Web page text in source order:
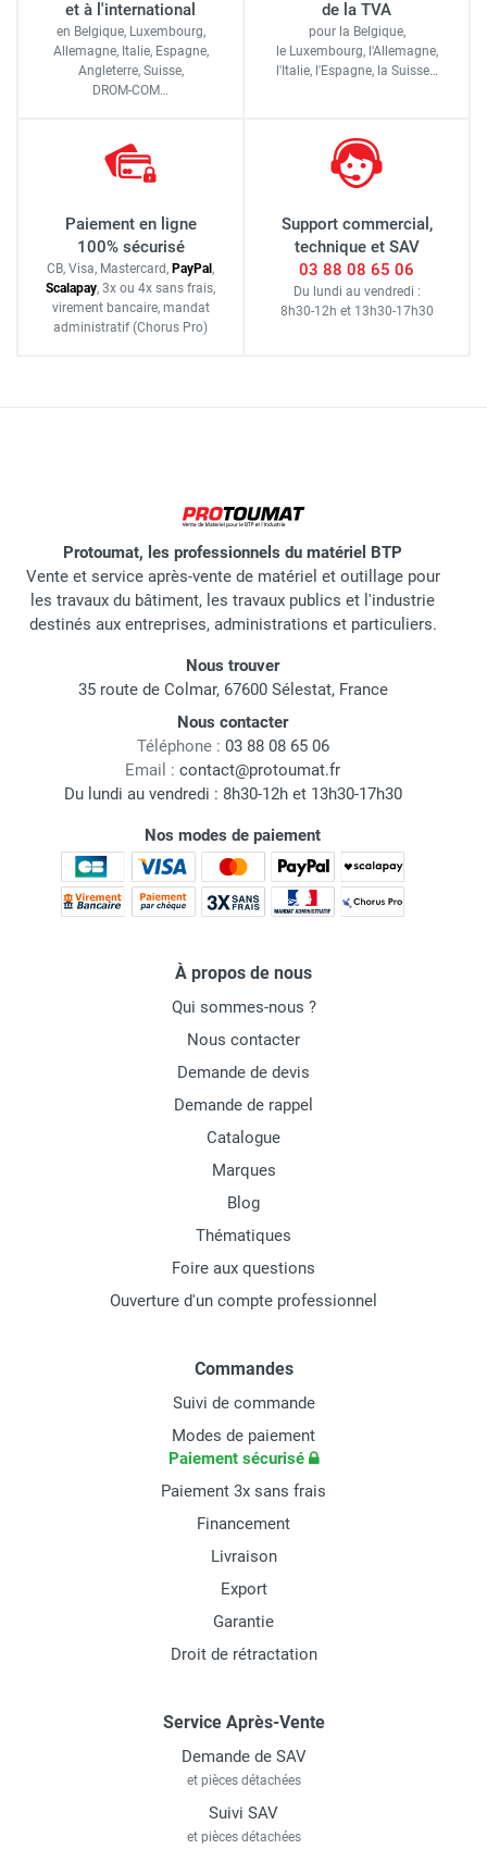
et à l'international
en Belgique, Luxembourg,
Allemagne, Italie, Espagne,
Angleterre, Suisse,
DROM-COM…
de la TVA
pour la Belgique,
le Luxembourg, l'Allemagne,
l'Italie, l'Espagne, la Suisse…
Paiement en ligne
100% sécurisé
CB, Visa, Mastercard, PayPal ,
Scalapay, 3x ou 4x sans frais,
virement bancaire, mandat
administratif (Chorus Pro)
Support commercial,
technique et SAV
03 88 08 65 06
Du lundi au vendredi :
8h30-12h et 13h30-17h30
Protoumat, les professionnels du matériel BTP
Vente et service après-vente de matériel et outillage pour
les travaux du bâtiment, les travaux publics et l'industrie
destinés aux entreprises, administrations et particuliers.
Nous trouver
35 route de Colmar, 67600 Sélestat, France
Nous contacter
Téléphone : 03 88 08 65 06
Email : contact@protoumat.fr
Du lundi au vendredi : 8h30-12h et 13h30-17h30
Nos modes de paiement
À propos de nous
Qui sommes-nous ?
Nous contacter
Demande de devis
Demande de rappel
Catalogue
Marques
Blog
Thématiques
Foire aux questions
Ouverture d'un compte professionnel
Commandes
Suivi de commande
Modes de paiement
Paiement sécurisé
Paiement 3x sans frais
Financement
Livraison
Export
Garantie
Droit de rétractation
Service Après-Vente
Demande de SAV
et pièces détachées
Suivi SAV
et pièces détachées